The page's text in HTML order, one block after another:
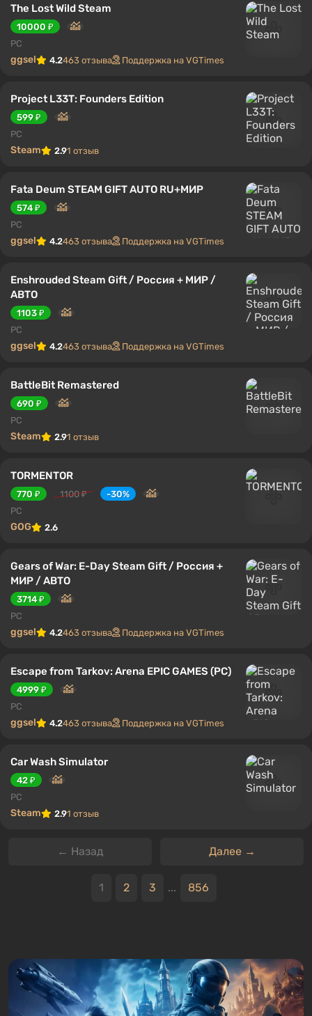
The Lost Wild Steam
10000 ₽
PC
ggsel 4.2463 отзыва Поддержка на VGTimes
Project L33T: Founders Edition
599 ₽
PC
Steam 2.91 отзыв
Fata Deum STEAM GIFT AUTO RU+МИР
574 ₽
PC
ggsel 4.2463 отзыва Поддержка на VGTimes
Enshrouded Steam Gift / Россия + МИР /
АВТО
1103 ₽
PC
ggsel 4.2463 отзыва Поддержка на VGTimes
BattleBit Remastered
690 ₽
PC
Steam 2.91 отзыв
TORMENTOR
770 ₽ 1100 ₽
-30%
PC
GOG 2.6
Gears of War: E-Day Steam Gift / Россия +
МИР / АВТО
3714 ₽
PC
ggsel 4.2463 отзыва Поддержка на VGTimes
Escape from Tarkov: Arena EPIC GAMES (PC)
4999 ₽
PC
ggsel 4.2463 отзыва Поддержка на VGTimes
Car Wash Simulator
42 ₽
PC
Steam 2.91 отзыв
← Назад Далее →
1 2 3 ... 856